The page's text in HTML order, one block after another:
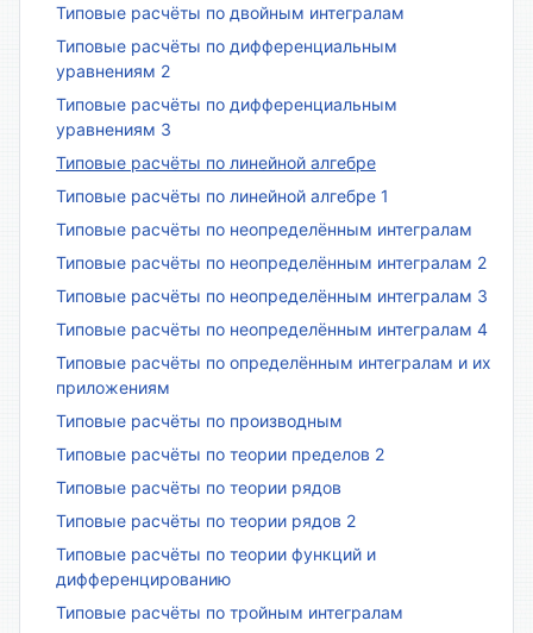
Типовые расчёты по двойным интегралам
Типовые расчёты по дифференциальным
уравнениям 2
Типовые расчёты по дифференциальным
уравнениям 3
Типовые расчёты по линейной алгебре
Типовые расчёты по линейной алгебре 1
Типовые расчёты по неопределённым интегралам
Типовые расчёты по неопределённым интегралам 2
Типовые расчёты по неопределённым интегралам 3
Типовые расчёты по неопределённым интегралам 4
Типовые расчёты по определённым интегралам и их
приложениям
Типовые расчёты по производным
Типовые расчёты по теории пределов 2
Типовые расчёты по теории рядов
Типовые расчёты по теории рядов 2
Типовые расчёты по теории функций и
дифференцированию
Типовые расчёты по тройным интегралам